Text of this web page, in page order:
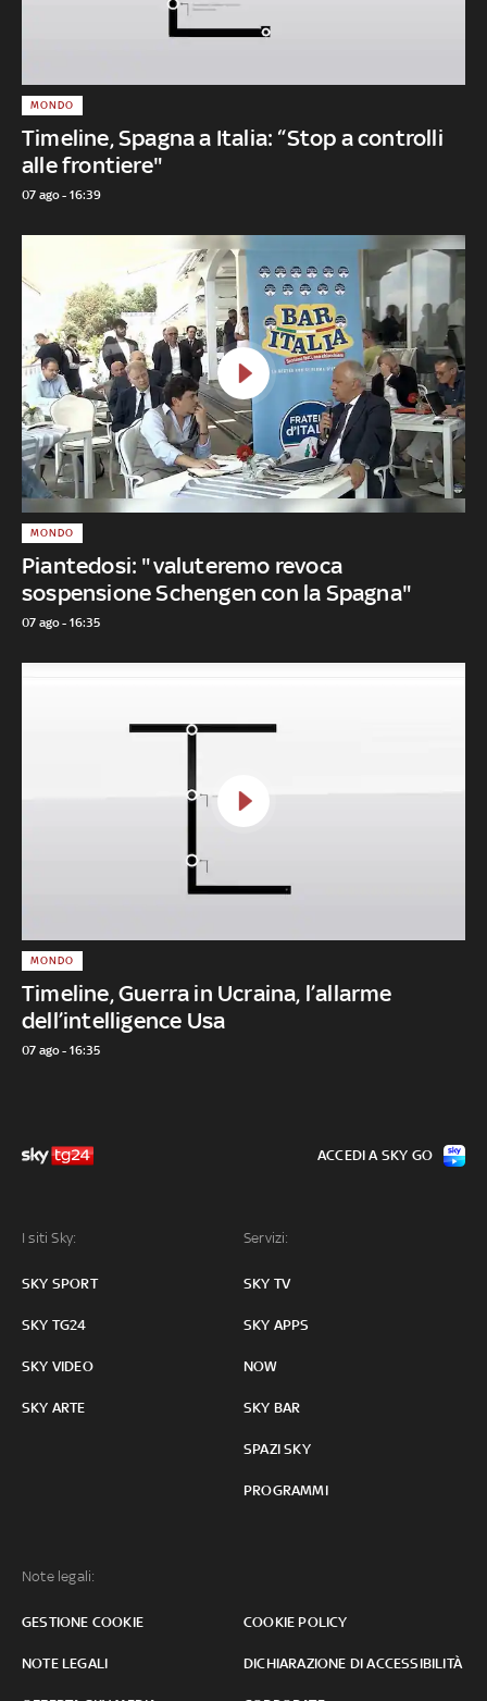
Timeline, Spagna a Italia: “Stop a controlli
alle frontiere"
MONDO
07 ago - 16:39
Piantedosi: "valuteremo revoca
sospensione Schengen con la Spagna"
MONDO
07 ago - 16:35
Timeline, Guerra in Ucraina, l’allarme
dell’intelligence Usa
MONDO
07 ago - 16:35
I siti Sky:
SKY SPORT
SKY TG24
SKY VIDEO
SKY ARTE
Servizi:
SKY TV
SKY APPS
NOW
SKY BAR
SPAZI SKY
PROGRAMMI
Note legali:
GESTIONE COOKIE COOKIE POLICY
NOTE LEGALI DICHIARAZIONE DI ACCESSIBILITÀ
ACCEDI A SKY GO